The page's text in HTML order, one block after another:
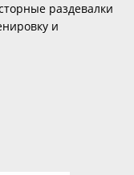
раздевалки
и